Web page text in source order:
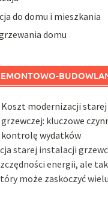
do domu i mieszkania
domu
Koszt modernizacji
grzewczej: kluczowe
kontrolę wydatków
starej instalacji
energii, ale
może zaskoczyć